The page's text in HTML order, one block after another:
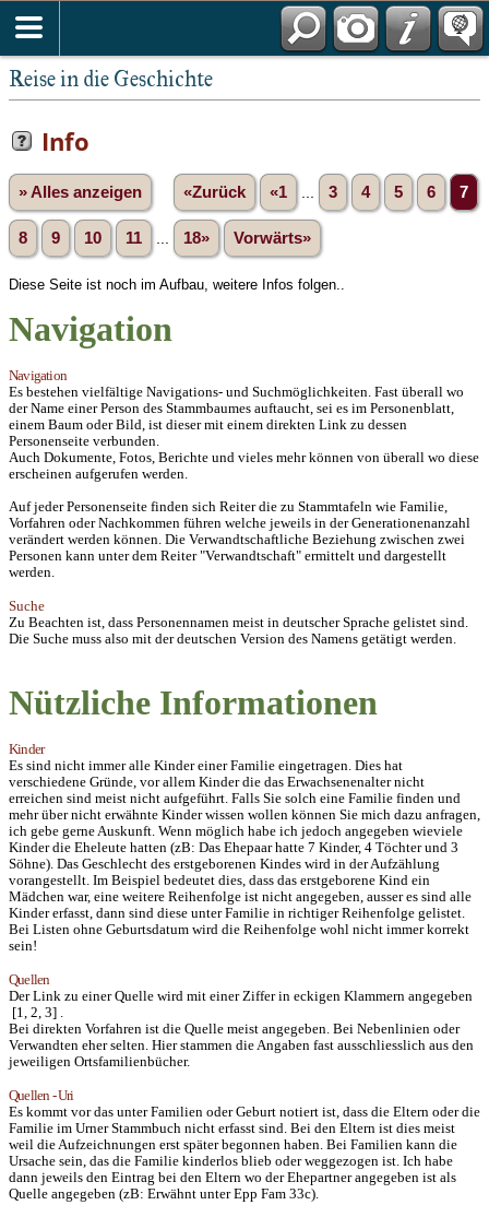
Reise in die Geschichte
Info
» Alles anzeigen «Zurück «1 3 4 5 6 7
8 9 10 11 18» Vorwärts»
Diese Seite ist noch im Aufbau, weitere Infos folgen..
Navigation
Navigation
Es bestehen vielfältige Navigations- und Suchmöglichkeiten. Fast überall wo
der Name einer Person des Stammbaumes auftaucht, sei es im Personenblatt,
einem Baum oder Bild, ist dieser mit einem direkten Link zu dessen
Personenseite verbunden.
Auch Dokumente, Fotos, Berichte und vieles mehr können von überall wo diese
erscheinen aufgerufen werden.
Auf jeder Personenseite finden sich Reiter die zu Stammtafeln wie Familie,
Vorfahren oder Nachkommen führen welche jeweils in der Generationenanzahl
verändert werden können. Die Verwandtschaftliche Beziehung zwischen zwei
Personen kann unter dem Reiter "Verwandtschaft" ermittelt und dargestellt
werden.
Suche
Zu Beachten ist, dass Personennamen meist in deutscher Sprache gelistet sind.
Die Suche muss also mit der deutschen Version des Namens getätigt werden.
Nützliche Informationen
Kinder
Es sind nicht immer alle Kinder einer Familie eingetragen. Dies hat
verschiedene Gründe, vor allem Kinder die das Erwachsenenalter nicht
erreichen sind meist nicht aufgeführt. Falls Sie solch eine Familie finden und
mehr über nicht erwähnte Kinder wissen wollen können Sie mich dazu anfragen,
ich gebe gerne Auskunft. Wenn möglich habe ich jedoch angegeben wieviele
Kinder die Eheleute hatten (zB: Das Ehepaar hatte 7 Kinder, 4 Töchter und 3
Söhne). Das Geschlecht des erstgeborenen Kindes wird in der Aufzählung
vorangestellt. Im Beispiel bedeutet dies, dass das erstgeborene Kind ein
Mädchen war, eine weitere Reihenfolge ist nicht angegeben, ausser es sind alle
Kinder erfasst, dann sind diese unter Familie in richtiger Reihenfolge gelistet.
Bei Listen ohne Geburtsdatum wird die Reihenfolge wohl nicht immer korrekt
sein!
Quellen
Der Link zu einer Quelle wird mit einer Ziffer in eckigen Klammern angegeben
[1, 2, 3] .
Bei direkten Vorfahren ist die Quelle meist angegeben. Bei Nebenlinien oder
Verwandten eher selten. Hier stammen die Angaben fast ausschliesslich aus den
jeweiligen Ortsfamilienbücher.
Quellen - Uri
Es kommt vor das unter Familien oder Geburt notiert ist, dass die Eltern oder die
Familie im Urner Stammbuch nicht erfasst sind. Bei den Eltern ist dies meist
weil die Aufzeichnungen erst später begonnen haben. Bei Familien kann die
Ursache sein, das die Familie kinderlos blieb oder weggezogen ist. Ich habe
dann jeweils den Eintrag bei den Eltern wo der Ehepartner angegeben ist als
Quelle angegeben (zB: Erwähnt unter Epp Fam 33c).